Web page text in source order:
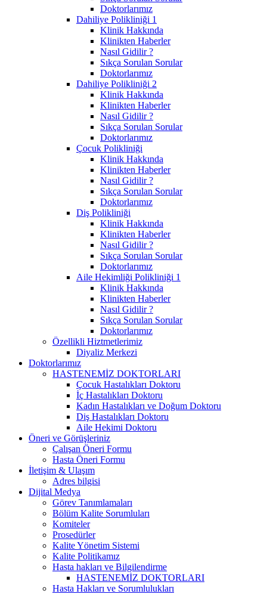
Doktorlarımız
Dahiliye Polikliniği 1
Klinik Hakkında
Klinikten Haberler
Nasıl Gidilir ?
Sıkça Sorulan Sorular
Doktorlarımız
Dahiliye Polikliniği 2
Klinik Hakkında
Klinikten Haberler
Nasıl Gidilir ?
Sıkça Sorulan Sorular
Doktorlarımız
Çocuk Polikliniği
Klinik Hakkında
Klinikten Haberler
Nasıl Gidilir ?
Sıkça Sorulan Sorular
Doktorlarımız
Diş Polikliniği
Klinik Hakkında
Klinikten Haberler
Nasıl Gidilir ?
Sıkça Sorulan Sorular
Doktorlarımız
Aile Hekimliği Polikliniği 1
Klinik Hakkında
Klinikten Haberler
Nasıl Gidilir ?
Sıkça Sorulan Sorular
Doktorlarımız
Özellikli Hiztmetlerimiz
Diyaliz Merkezi
Doktorlarımız
HASTENEMİZ DOKTORLARI
Çocuk Hastalıkları Doktoru
İç Hastalıkları Doktoru
Kadın Hastalıkları ve Doğum Doktoru
Diş Hastalıkları Doktoru
Aile Hekimi Doktoru
Öneri ve Görüşleriniz
Çalışan Öneri Formu
Hasta Öneri Formu
İletişim & Ulaşım
Adres bilgisi
Dijital Medya
Görev Tanımlamaları
Bölüm Kalite Sorumluları
Komiteler
Prosedürler
Kalite Yönetim Sistemi
Kalite Politikamız
Hasta hakları ve Bilgilendirme
HASTENEMİZ DOKTORLARI
Hasta Hakları ve Sorumlulukları